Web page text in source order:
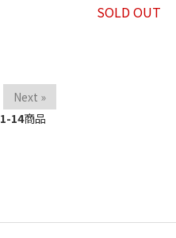
SOLD OUT
Next »
1-14商品